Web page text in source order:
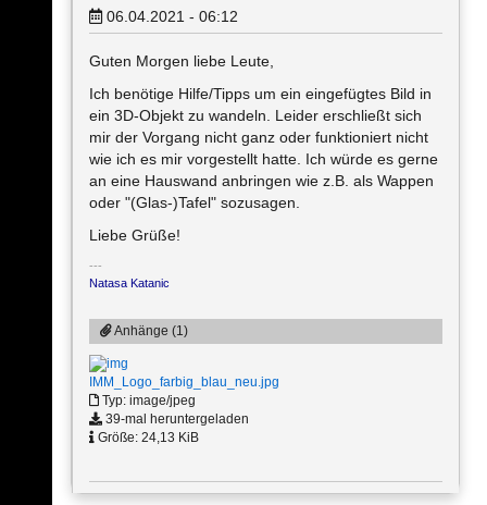
06.04.2021 - 06:12
Guten Morgen liebe Leute,
Ich benötige Hilfe/Tipps um ein eingefügtes Bild in
ein 3D-Objekt zu wandeln. Leider erschließt sich
mir der Vorgang nicht ganz oder funktioniert nicht
wie ich es mir vorgestellt hatte. Ich würde es gerne
an eine Hauswand anbringen wie z.B. als Wappen
oder "(Glas-)Tafel" sozusagen.
Liebe Grüße!
Natasa Katanic
Anhänge (1)
IMM_Logo_farbig_blau_neu.jpg
Typ: image/jpeg
39-mal heruntergeladen
Größe: 24,13 KiB